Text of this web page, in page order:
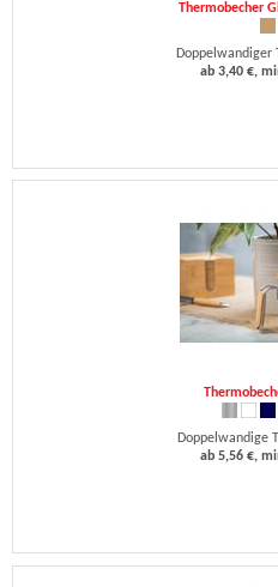
Thermobecher
Doppelwandiger
ab 3,40 €,
Doppelwandige
ab 5,56 €,